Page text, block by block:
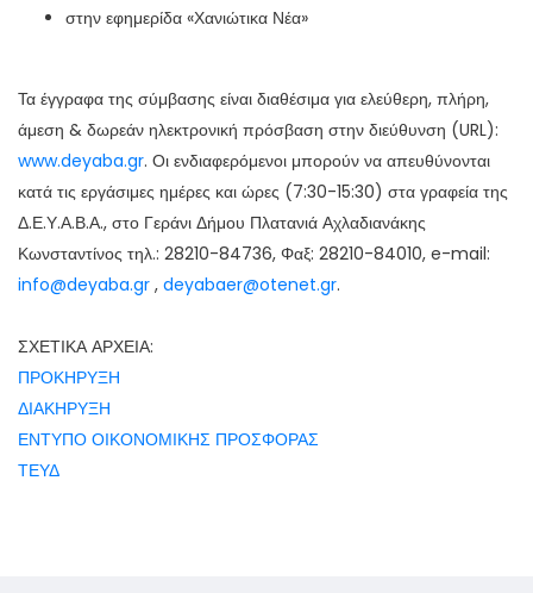
στην εφημερίδα «Χανιώτικα Νέα»
Τα έγγραφα της σύμβασης είναι διαθέσιμα για ελεύθερη, πλήρη,
άμεση & δωρεάν ηλεκτρονική πρόσβαση στην διεύθυνση (URL):
www.deyaba.gr. Οι ενδιαφερόμενοι μπορούν να απευθύνονται
κατά τις εργάσιμες ημέρες και ώρες (7:30-15:30) στα γραφεία της
Δ.Ε.Υ.Α.Β.Α., στο Γεράνι Δήμου Πλατανιά Αχλαδιανάκης
Κωνσταντίνος τηλ.: 28210-84736, Φαξ: 28210-84010, e-mail:
info@deyaba.gr , deyabaer@otenet.gr.
ΣΧΕΤΙΚΑ ΑΡΧΕΙΑ:
ΠΡΟΚΗΡΥΞΗ
ΔΙΑΚΗΡΥΞΗ
ΕΝΤΥΠΟ ΟΙΚΟΝΟΜΙΚΗΣ ΠΡΟΣΦΟΡΑΣ
ΤΕΥΔ